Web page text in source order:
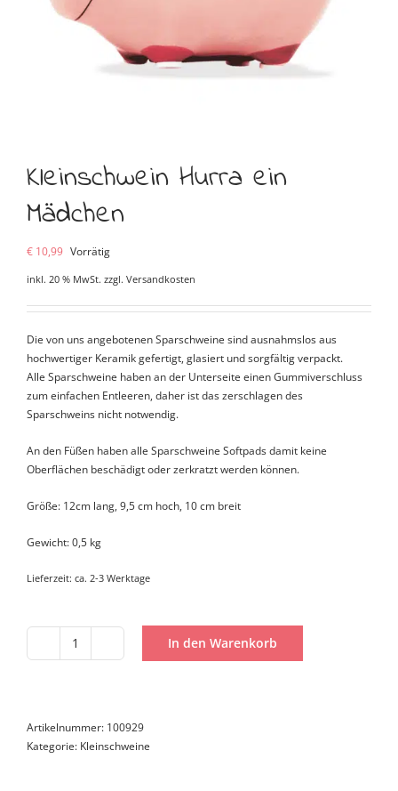
Kleinschwein Hurra ein
Mädchen
€ 10,99 Vorrätig
inkl. 20 % MwSt. zzgl. Versandkosten
Die von uns angebotenen Sparschweine sind ausnahmslos aus
hochwertiger Keramik gefertigt, glasiert und sorgfältig verpackt.
Alle Sparschweine haben an der Unterseite einen Gummiverschluss
zum einfachen Entleeren, daher ist das zerschlagen des
Sparschweins nicht notwendig.
An den Füßen haben alle Sparschweine Softpads damit keine
Oberflächen beschädigt oder zerkratzt werden können.
Größe: 12cm lang, 9,5 cm hoch, 10 cm breit
Gewicht: 0,5 kg
Lieferzeit: ca. 2-3 Werktage
Kleinschwein
Menge
In den Warenkorb
Artikelnummer: 100929
Kategorie: Kleinschweine